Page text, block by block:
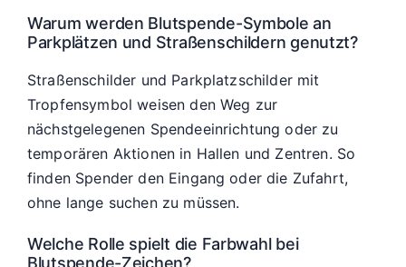
Warum werden Blutspende-Symbole an
Parkplätzen und Straßenschildern genutzt?
Straßenschilder und Parkplatzschilder mit
Tropfensymbol weisen den Weg zur
nächstgelegenen Spendeeinrichtung oder zu
temporären Aktionen in Hallen und Zentren. So
finden Spender den Eingang oder die Zufahrt,
ohne lange suchen zu müssen.
Welche Rolle spielt die Farbwahl bei
Blutspende-Zeichen?